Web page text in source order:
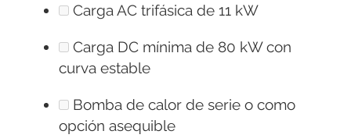
Carga AC trifásica de 11 kW
Carga DC mínima de 80 kW con
curva estable
Bomba de calor de serie o como
opción asequible